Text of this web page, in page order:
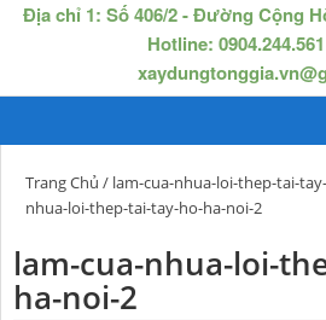
Địa chỉ 1: Số 406/2 - Đường Cộng
Hotline:
Trang Chủ / lam-cua-nhua-loi-thep-tai-
nhua-loi-thep-tai-tay-ho-ha-noi-2
lam-cua-nhua-loi-
ha-noi-2